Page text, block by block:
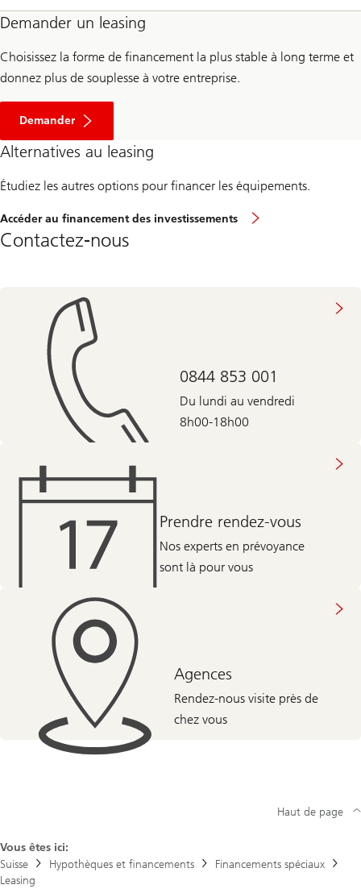
Demander un leasing
Choisissez la forme de financement la plus stable à long terme et
donnez plus de souplesse à votre entreprise.
Demander
Alternatives au leasing
Étudiez les autres options pour financer les équipements.
Accéder au financement des investissements
Contactez-nous
0844 853 001
Du lundi au vendredi
8h00-18h00
Prendre rendez-vous
Nos experts en prévoyance
sont là pour vous
Agences
Rendez-nous visite près de
chez vous
Vous êtes ici:
Suisse
Hypothèques et financements
Financements spéciaux
Leasing
Haut de page